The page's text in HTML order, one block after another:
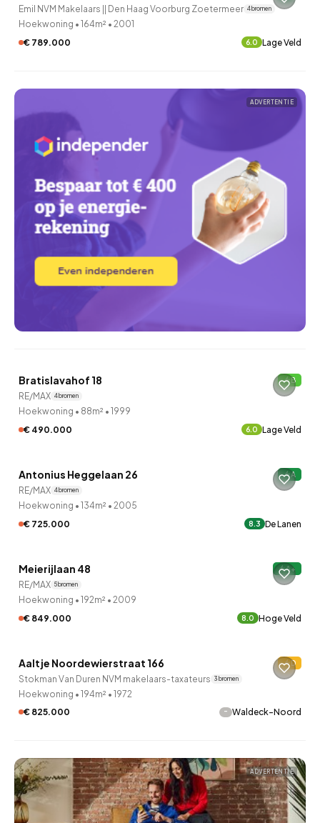
Emil NVM Makelaars || Den Haag Voorburg Zoetermeer 4 bronnen
Hoekwoning • 164m² • 2001
€ 789.000
6.0 Lage Veld
ADVERTENTIE
Onder bod
Bratislavahof 18 B
RE/MAX 4 bronnen
Hoekwoning • 88m² • 1999
€ 490.000
6.0 Lage Veld
Onder bod
Antonius Heggelaan 26 A
RE/MAX 4 bronnen
Hoekwoning • 134m² • 2005
€ 725.000
8.3 De Lanen
Meierijlaan 48 A+
RE/MAX 5 bronnen
Hoekwoning • 192m² • 2009
€ 849.000
8.0 Hoge Veld
Aaltje Noordewierstraat 166 D
Stokman Van Duren NVM makelaars-taxateurs 3 bronnen
Hoekwoning • 194m² • 1972
€ 825.000
- Waldeck-Noord
ADVERTENTIE